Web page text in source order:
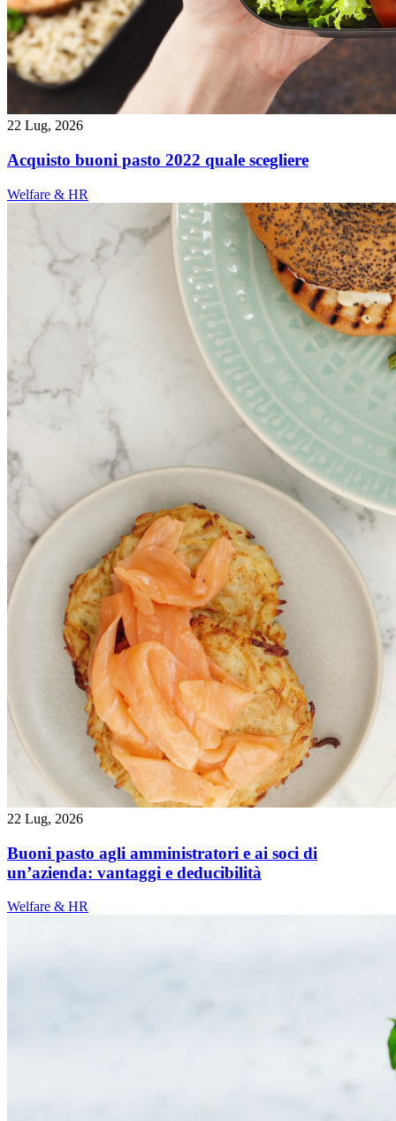
22 Lug, 2026
Acquisto buoni pasto 2022 quale scegliere
Welfare & HR
22 Lug, 2026
Buoni pasto agli amministratori e ai soci di
un’azienda: vantaggi e deducibilità
Welfare & HR